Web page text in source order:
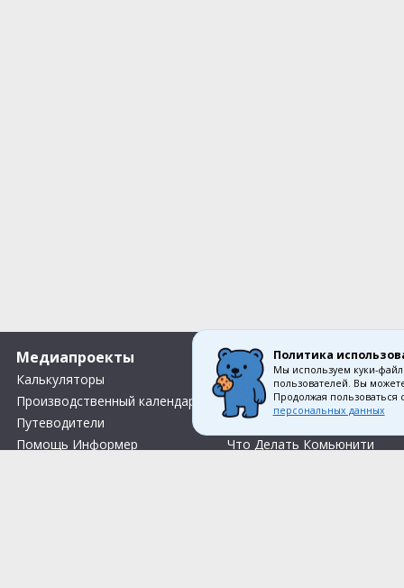
Медиапроекты
Калькуляторы
Производственный календарь
Путеводители
Помощь Информер
О компании
Вакансии
О нас
Контакты
Что Делать Комьюнити
Политика
Мы используем куки-
пользователей. Вы
Продолжая
персональных данных